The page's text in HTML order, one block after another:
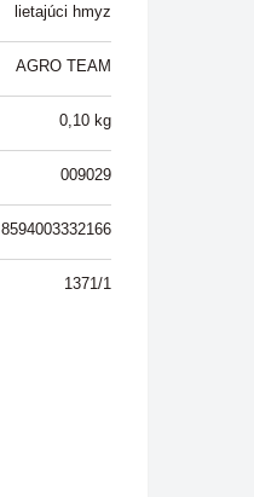
lietajúci hmyz
AGRO TEAM
0,10 kg
009029
8594003332166
1371/1